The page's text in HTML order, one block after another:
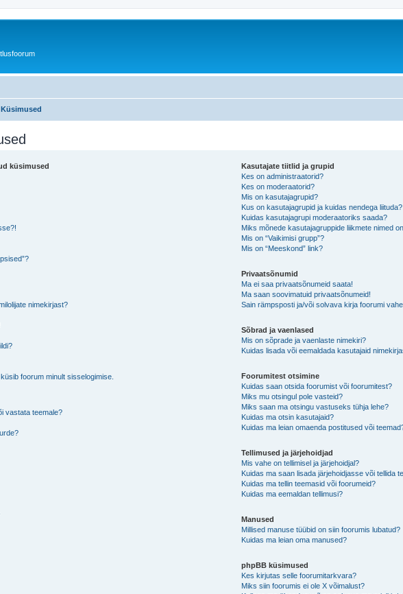
küsimused
nimekirjast?
foorum minult sisselogimise.
vastata teemale?
Kasutajate tiitlid ja grupid
Kes on administraatorid?
Kes on moderaatorid?
Mis on kasutajagrupid?
Kus on kasutajagrupid ja kuidas nendega liituda?
Kuidas kasutajagrupi moderaatoriks saada?
Miks mõnede kasutajagruppide liikmete nimed
Mis on “Vaikimisi grupp”?
Mis on “Meeskond” link?
Privaatsõnumid
Ma ei saa privaatsõnumeid saata!
Ma saan soovimatuid privaatsõnumeid!
Sain rämpsposti ja/või solvava kirja foorumi
Sõbrad ja vaenlased
Mis on sõprade ja vaenlaste nimekiri?
Kuidas lisada või eemaldada kasutajaid
Foorumitest otsimine
Kuidas saan otsida foorumist või foorumitest?
Miks mu otsingul pole vasteid?
Miks saan ma otsingu vastuseks tühja lehe?
Kuidas ma otsin kasutajaid?
Kuidas ma leian omaenda postitused või
Tellimused ja järjehoidjad
Mis vahe on tellimisel ja järjehoidjal?
Kuidas ma saan lisada järjehoidjasse või tellida
Kuidas ma tellin teemasid või foorumeid?
Kuidas ma eemaldan tellimusi?
Manused
Millised manuse tüübid on siin foorumis lubatud?
Kuidas ma leian oma manused?
phpBB küsimused
Kes kirjutas selle foorumitarkvara?
Miks siin foorumis ei ole X võimalust?